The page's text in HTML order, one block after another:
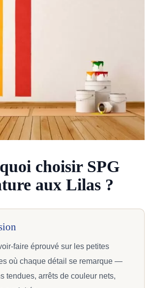
choisir SPG
aux Lilas ?
faire éprouvé sur les petites
où chaque détail se remarque —
tendues, arrêts de couleur nets,